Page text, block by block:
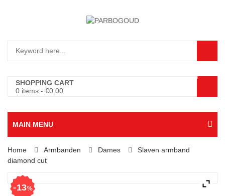
SHOPPING CART
0 items - €0.00
0
MAIN MENU
Home Armbanden Dames
Slaven armband
diamond cut
13%